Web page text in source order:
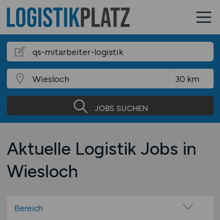
JOBS SUCHEN
Aktuelle Logistik Jobs in
Wiesloch
Bereich